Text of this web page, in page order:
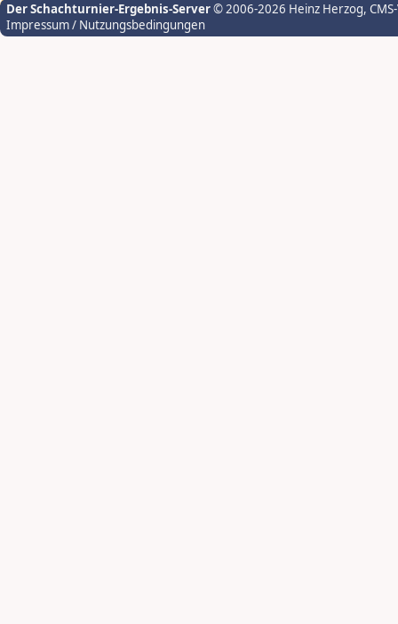
Der Schachturnier-Ergebnis-Server© 2006-2026 Heinz Herzog,
Impressum / Nutzungsbedingungen